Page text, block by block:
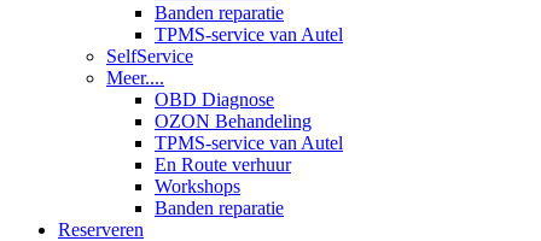
Banden reparatie
TPMS-service van Autel
SelfService
Meer....
OBD Diagnose
OZON Behandeling
TPMS-service van Autel
En Route verhuur
Workshops
Banden reparatie
Reserveren